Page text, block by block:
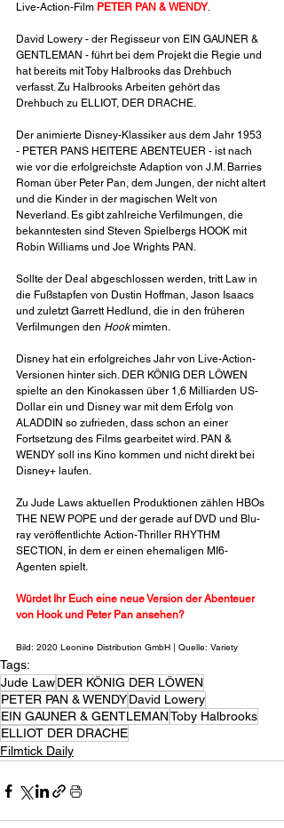
Live-Action-Film PETER PAN & WENDY.
David Lowery - der Regisseur von EIN GAUNER &
GENTLEMAN - führt bei dem Projekt die Regie und
hat bereits mit Toby Halbrooks das Drehbuch
verfasst. Zu Halbrooks Arbeiten gehört das
Drehbuch zu ELLIOT, DER DRACHE.
Der animierte Disney-Klassiker aus dem Jahr 1953
- PETER PANS HEITERE ABENTEUER - ist nach
wie vor die erfolgreichste Adaption von J.M. Barries
Roman über Peter Pan, dem Jungen, der nicht altert
und die Kinder in der magischen Welt von
Neverland. Es gibt zahlreiche Verfilmungen, die
bekanntesten sind Steven Spielbergs HOOK mit
Robin Williams und Joe Wrights PAN.
Sollte der Deal abgeschlossen werden, tritt Law in
die Fußstapfen von Dustin Hoffman, Jason Isaacs
und zuletzt Garrett Hedlund, die in den früheren
Verfilmungen den Hook mimten.
Disney hat ein erfolgreiches Jahr von Live-Action-
Versionen hinter sich. DER KÖNIG DER LÖWEN
spielte an den Kinokassen über 1,6 Milliarden US-
Dollar ein und Disney war mit dem Erfolg von
ALADDIN so zufrieden, dass schon an einer
Fortsetzung des Films gearbeitet wird. PAN &
WENDY soll ins Kino kommen und nicht direkt bei
Disney+ laufen.
Zu Jude Laws aktuellen Produktionen zählen HBOs
THE NEW POPE und der gerade auf DVD und Blu-
ray veröffentlichte Action-Thriller RHYTHM
SECTION, in dem er einen ehemaligen MI6-
Agenten spielt.
Würdet Ihr Euch eine neue Version der Abenteuer
von Hook und Peter Pan ansehen?
Bild: 2020 Leonine Distribution GmbH | Quelle: Variety
Tags:
Jude LawDER KÖNIG DER LÖWEN
PETER PAN & WENDYDavid Lowery
EIN GAUNER & GENTLEMANToby Halbrooks
ELLIOT DER DRACHE
Filmtick Daily